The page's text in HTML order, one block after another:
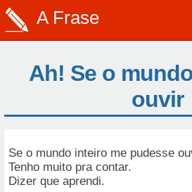
A Frase
Ah! Se o
ouvir
Se o mundo inteiro me pudesse
Tenho muito pra contar.
Dizer que aprendi.